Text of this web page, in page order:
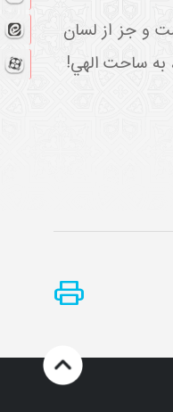
و جز از لسان
به ساحت الهي!